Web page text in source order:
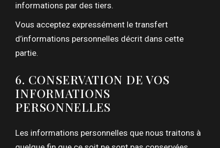
informations par des tiers.
Vous acceptez expressément le transfert
d’informations personnelles décrit dans cette
partie.
6. CONSERVATION DE VOS
INFORMATIONS
PERSONNELLES
Les informations personnelles que nous traitons à